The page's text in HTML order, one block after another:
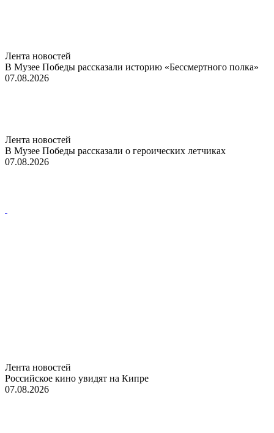
Лента новостей
В Музее Победы рассказали историю «Бессмертного полка»
07.08.2026
Лента новостей
В Музее Победы рассказали о героических летчиках
07.08.2026
Лента новостей
Российское кино увидят на Кипре
07.08.2026